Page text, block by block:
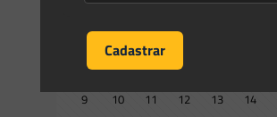
1 2 3 4
9
10 11 12 13 14